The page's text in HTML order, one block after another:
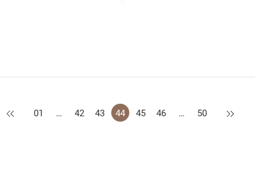
上一頁
01 … 42 43 44 45 46 … 50 下一頁